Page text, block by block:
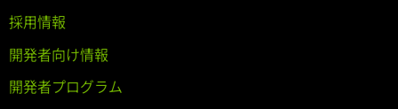
採用情報
開発者向け情報
開発者プログラム